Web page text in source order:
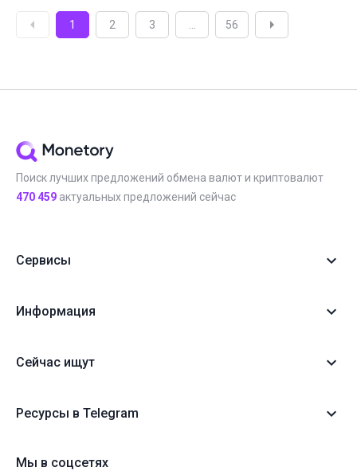
1 2 3 56
Поиск лучших предложений обмена валют и криптовалют
470 459 актуальных предложений сейчас
Сервисы
Информация
Сейчас ищут
Ресурсы в Telegram
Мы в соцсетях